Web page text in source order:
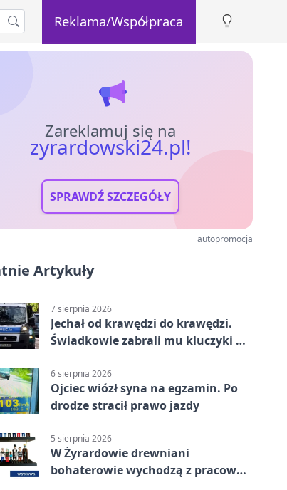
Reklama/Współpraca
Zareklamuj się na
zyrardowski24.pl!
SPRAWDŹ SZCZEGÓŁY
autopromocja
Artykuły
7 sierpnia 2026
Jechał od krawędzi do krawędzi.
Świadkowie zabrali mu kluczyki w
6 sierpnia 2026
Ojciec wiózł syna na egzamin. Po
drodze stracił prawo jazdy
5 sierpnia 2026
W Żyrardowie drewniani
bohaterowie wychodzą z pracowni